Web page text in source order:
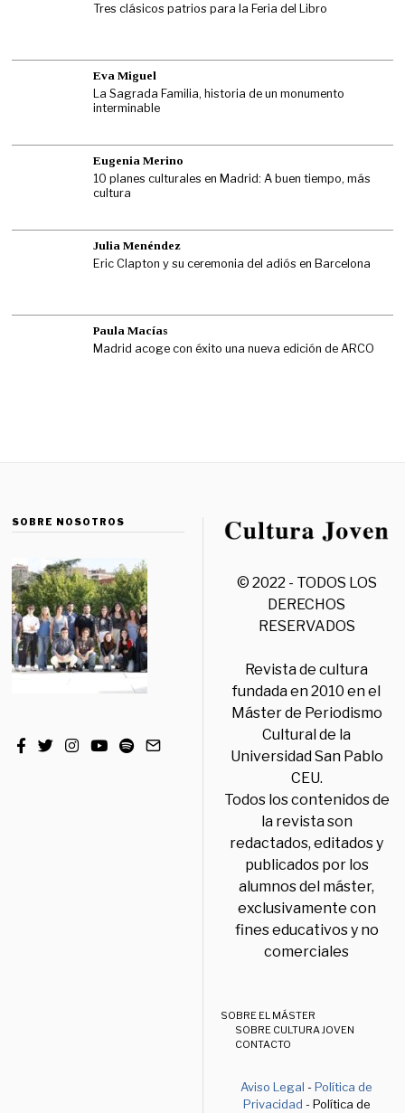
Tres clásicos patrios para la Feria del Libro
Eva Miguel
La Sagrada Familia, historia de un monumento
interminable
Eugenia Merino
10 planes culturales en Madrid: A buen tiempo, más
cultura
Julia Menéndez
Eric Clapton y su ceremonia del adiós en Barcelona
Paula Macías
Madrid acoge con éxito una nueva edición de ARCO
SOBRE NOSOTROS
© 2022 - TODOS LOS
DERECHOS
RESERVADOS
Revista de cultura
fundada en 2010 en el
Máster de Periodismo
Cultural de la
Universidad San Pablo
CEU.
Todos los contenidos de
la revista son
redactados, editados y
publicados por los
alumnos del máster,
exclusivamente con
fines educativos y no
comerciales
SOBRE EL MÁSTER
SOBRE CULTURA JOVEN
CONTACTO
Aviso Legal -Política de
Privacidad - Política de